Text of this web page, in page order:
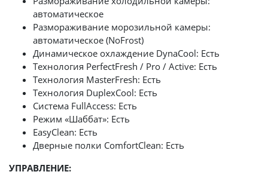
автоматическое
Размораживание морозильной камеры:
автоматическое (NoFrost)
Динамическое охлаждение DynaCool: Есть
Технология PerfectFresh / Pro / Active: Есть
Технология MasterFresh: Есть
Технология DuplexCool: Есть
Система FullAccess: Есть
Режим «Шаббат»: Есть
EasyClean: Есть
Дверные полки ComfortClean: Есть
УПРАВЛЕНИЕ: